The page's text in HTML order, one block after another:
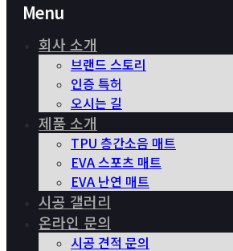
Menu
회사 소개
브랜드 스토리
인증 특허
오시는 길
제품 소개
TPU 층간소음 매트
EVA 스포츠 매트
EVA 난연 매트
시공 갤러리
온라인 문의
시공 견적 문의